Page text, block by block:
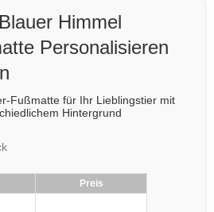
Himmel
Personalisieren
Fußmatte für Ihr Lieblingstier mit
Hintergrund
Preis